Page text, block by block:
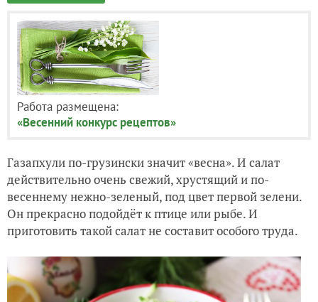
Работа размещена:
«Весенний конкурс рецептов»
Газапхули по-грузински значит «весна». И салат
действительно очень свежий, хрустящий и по-
весеннему нежно-зеленый, под цвет первой зелени.
Он прекрасно подойдёт к птице или рыбе. И
приготовить такой салат не составит особого труда.